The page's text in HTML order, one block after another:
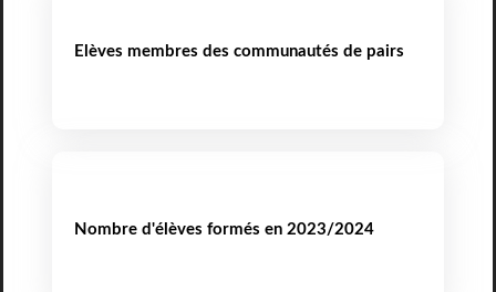
Elèves membres des communautés de pairs
Nombre d'élèves formés en 2023/2024